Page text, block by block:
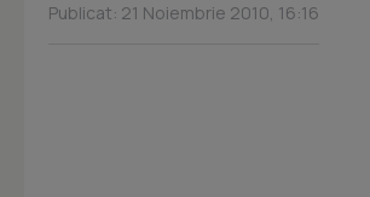
Publicat: 21 Noiembrie 2010, 16:16